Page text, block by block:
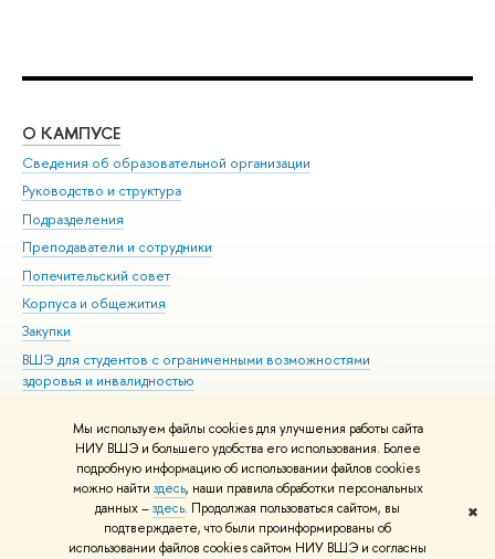
Мы используем файлы cookies для улучшения работы сайта
НИУ ВШЭ и большего удобства его использования. Более
подробную информацию об использовании файлов cookies
можно найти здесь, наши правила обработки персональных
данных –здесь. Продолжая пользоваться сайтом, вы
подтверждаете, что были проинформированы об
использовании файлов cookies сайтом НИУ ВШЭ и согласны
✖
О КАМПУСЕ
Сведения об образовательной организации
Руководство и структура
Подразделения
Преподаватели и сотрудники
Попечительский совет
Корпуса и общежития
Закупки
ВШЭ для студентов с ограниченными возможностями
здоровья и инвалидностью
Единая платежная страница
© НИУ ВШЭ 1993–2026 Адреса и контакты Условия использования